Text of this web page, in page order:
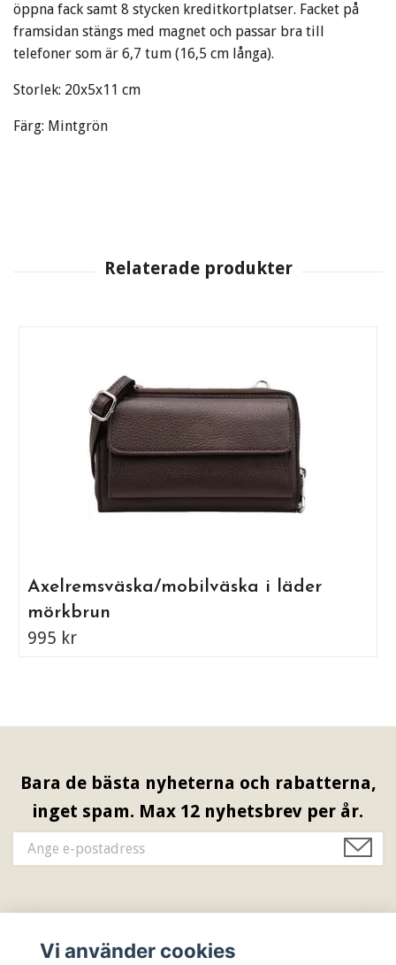
öppna fack samt 8 stycken kreditkortplatser. Facket på
framsidan stängs med magnet och passar bra till
telefoner som är 6,7 tum (16,5 cm långa).
Storlek: 20x5x11 cm
Färg: Mintgrön
Axelremsväska/mobilväska i läder
mörkbrun
995 kr
Bara de bästa nyheterna och rabatterna,
inget spam. Max 12 nyhetsbrev per år.
Vi använder cookies